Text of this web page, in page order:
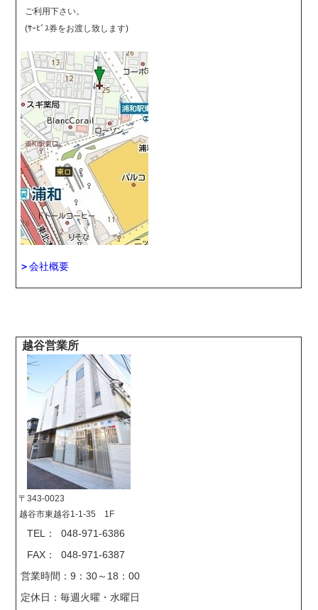
ご利用下さい。
(ｻｰﾋﾞｽ券をお渡し致します)
＞会社概要
越谷営業所
〒343-0023
越谷市東越谷1-1-35 1F
TEL： 048-971-6386
FAX： 048-971-6387
営業時間：9：30～18：00
定休日：毎週火曜・水曜日